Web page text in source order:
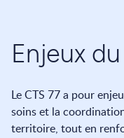
Enjeux
Le CTS 77 a pour
soins et la
territoire, tout en